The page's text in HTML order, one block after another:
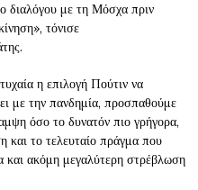
διαλόγου με τη Μόσχα πριν
τόνισε
η επιλογή Πούτιν να
με την πανδημία, προσπαθούμε
όσο το δυνατόν πιο γρήγορα,
και το τελευταίο πράγμα που
και ακόμη μεγαλύτερη στρέβλωση